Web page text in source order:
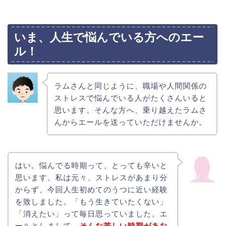
いま、人生で悩んでいる方へのエー
ル！
ラムさんと同じように、職場や人間関係の
ストレスで悩んでいる人がたくさんいると
思います。そんな方へ、乗り越えたラムさ
んからエールを送っていただけませんか。
はい。悩んでる時期って、とっても辛いと
思います。私は元々、ストレスがあまり分
からず、今回人生初めてのうつに近い経験
を致しました。「もう生きていたくない」
「消えたい」って毎日思っていました。エ